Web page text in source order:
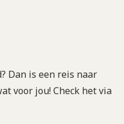
Dan is een reis naar
voor jou! Check het via